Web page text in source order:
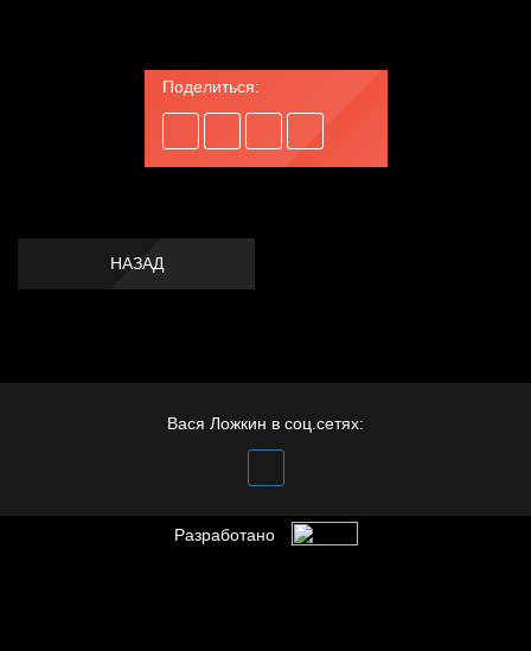
Поделиться:
НАЗАД
Вася Ложкин в соц.сетях:
Разработано